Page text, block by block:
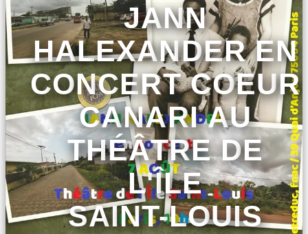
JANN
HALEXANDER EN
CONCERT COEUR
CANARI AU
THÉÂTRE DE
L'ÎLE
SAINT-LOUIS